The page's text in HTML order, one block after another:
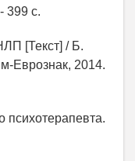
399 с.
[Текст] / Б.
Еврознак, 2014.
психотерапевта.